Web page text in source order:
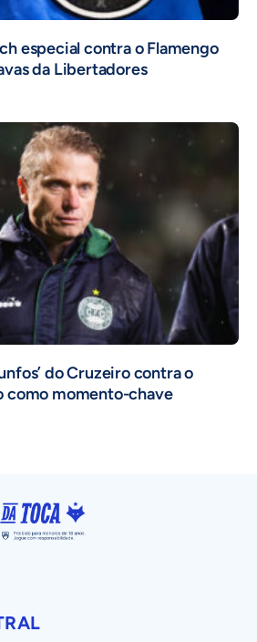
especial contra o Flamengo
da Libertadores
do Cruzeiro contra o
como momento-chave